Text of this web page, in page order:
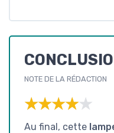
NOTE DE LA RÉDACTION
★★★★★
★★★★★
Au final, cette